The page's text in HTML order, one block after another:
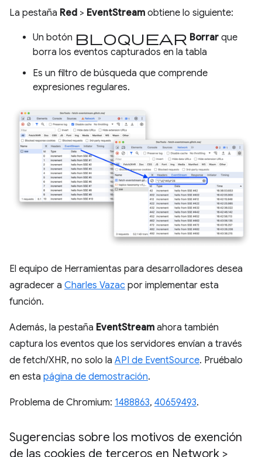
La pestaña Red > EventStream obtiene lo siguiente:
Un botón bloquear Borrar que
borra los eventos capturados en la tabla
Es un filtro de búsqueda que comprende
expresiones regulares.
El equipo de Herramientas para desarrolladores desea
agradecer a Charles Vazac por implementar esta
función.
Además, la pestaña EventStream ahora también
captura los eventos que los servidores envían a través
de fetch/XHR, no solo la API de EventSource. Pruébalo
en esta página de demostración.
Problema de Chromium: 1488863, 40659493.
Sugerencias sobre los motivos de exención
de las cookies de terceros en Network >